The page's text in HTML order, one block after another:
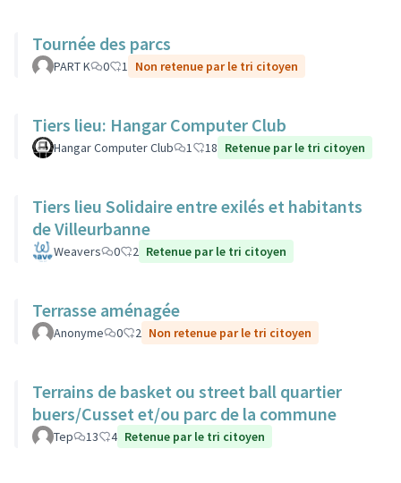
Tournée des parcs
PART K 0 1 Non retenue par le tri citoyen
Tiers lieu: Hangar Computer Club
Hangar Computer Club 1 18 Retenue par le tri citoyen
Tiers lieu Solidaire entre exilés et habitants
de Villeurbanne
Weavers 0 2 Retenue par le tri citoyen
Terrasse aménagée
Anonyme 0 2 Non retenue par le tri citoyen
Terrains de basket ou street ball quartier
buers/Cusset et/ou parc de la commune
Tep 13 4 Retenue par le tri citoyen